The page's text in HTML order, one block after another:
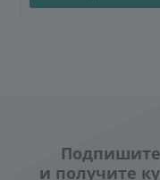
и получите